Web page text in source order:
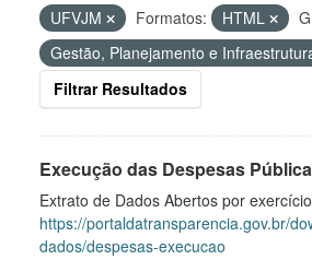
UFVJM
Formatos: HTML
Gestão, Planejamento e
Filtrar Resultados
Execução das Despesas
Extrato de Dados Abertos por
https://portaldatransparencia.gov.br/
dados/despesas-execucao